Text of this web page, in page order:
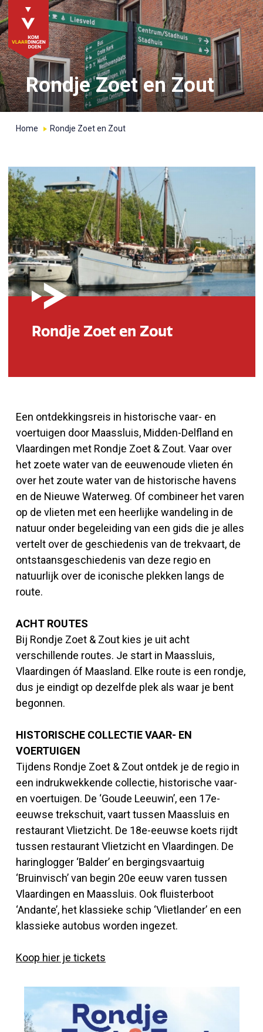
Rondje Zoet en Zout
Home Rondje Zoet en Zout
Rondje Zoet en Zout
Een ontdekkingsreis in historische vaar- en
voertuigen door Maassluis, Midden-Delfland en
Vlaardingen met Rondje Zoet & Zout. Vaar over
het zoete water van de eeuwenoude vlieten én
over het zoute water van de historische havens
en de Nieuwe Waterweg. Of combineer het varen
op de vlieten met een heerlijke wandeling in de
natuur onder begeleiding van een gids die je alles
vertelt over de geschiedenis van de trekvaart, de
ontstaansgeschiedenis van deze regio en
natuurlijk over de iconische plekken langs de
route.
ACHT ROUTES
Bij Rondje Zoet & Zout kies je uit acht
verschillende routes. Je start in Maassluis,
Vlaardingen óf Maasland. Elke route is een rondje,
dus je eindigt op dezelfde plek als waar je bent
begonnen.
HISTORISCHE COLLECTIE VAAR- EN
VOERTUIGEN
Tijdens Rondje Zoet & Zout ontdek je de regio in
een indrukwekkende collectie, historische vaar-
en voertuigen. De ‘Goude Leeuwin’, een 17e-
eeuwse trekschuit, vaart tussen Maassluis en
restaurant Vlietzicht. De 18e-eeuwse koets rijdt
tussen restaurant Vlietzicht en Vlaardingen. De
haringlogger ‘Balder’ en bergingsvaartuig
‘Bruinvisch’ van begin 20e eeuw varen tussen
Vlaardingen en Maassluis. Ook fluisterboot
‘Andante’, het klassieke schip ‘Vlietlander’ en een
klassieke autobus worden ingezet.
Koop hier je tickets